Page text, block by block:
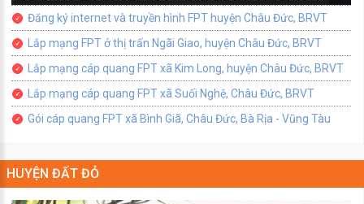
Đăng ký internet và truyền hình FPT huyện Châu Đức, BRVT
Lắp mạng FPT ở thị trấn Ngãi Giao, huyện Châu Đức, BRVT
Lắp mạng cáp quang FPT xã Kim Long, huyện Châu Đức, BRVT
Lắp mạng cáp quang FPT xã Suối Nghệ, Châu Đức, BRVT
Gói cáp quang FPT xã Bình Giã, Châu Đức, Bà Rịa - Vũng Tàu
HUYỆN ĐẤT ĐỎ